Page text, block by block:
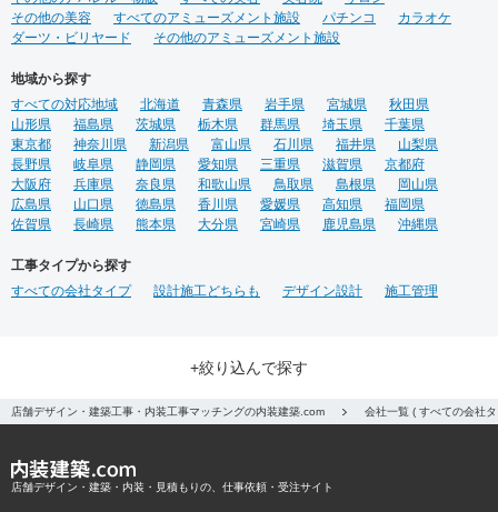
その他の美容
すべてのアミューズメント施設 パチンコ
カラオケ
ダーツ・ビリヤード
その他のアミューズメント施設
地域から探す
すべての対応地域
北海道 青森県 岩手県 宮城県
秋田県
山形県
福島県 茨城県 栃木県 群馬県 埼玉県
千葉県
東京都
神奈川県 新潟県 富山県 石川県 福井県
山梨県
長野県
岐阜県 静岡県 愛知県 三重県 滋賀県
京都府
大阪府
兵庫県 奈良県 和歌山県 鳥取県 島根県
岡山県
広島県
山口県 徳島県 香川県 愛媛県 高知県
福岡県
佐賀県
長崎県 熊本県 大分県 宮崎県 鹿児島県 沖縄県
工事タイプから探す
すべての会社タイプ
設計施工どちらも デザイン設計 施工管理
+絞り込んで探す
店舗デザイン・建築工事・内装工事マッチングの内装建築.com 会社一覧 ( すべての会社
店舗デザイン・建築・内装・見積もりの、仕事依頼・受注サイト